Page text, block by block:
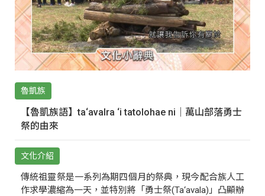
魯凱族
【魯凱族語】ta‘avalra ‘i tatolohae ni｜萬山部落勇士
祭的由來
文化介紹
傳統祖靈祭是一系列為期四個月的祭典，現今配合族人工
作求學濃縮為一天，並特別將「勇士祭(Ta‘avala)」凸顯辦